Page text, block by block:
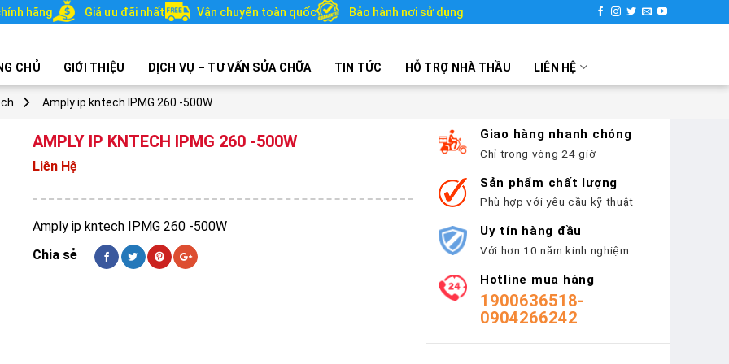
hãng Giá ưu đãi nhất Vận chuyển toàn quốc Bảo hành nơi sử dụng
CHỦ GIỚI THIỆU DỊCH VỤ – TƯ VẤN SỬA CHỮA TIN TỨC HỖ TRỢ NHÀ THẦU LIÊN HỆ
Amply ip kntech IPMG 260 -500W
AMPLY IP KNTECH IPMG 260 -500W
Liên Hệ
Amply ip kntech IPMG 260 -500W
Giao hàng nhanh chóng
Chỉ trong vòng 24 giờ
Sản phẩm chất lượng
Phù hợp với yêu cầu kỹ thuật
Uy tín hàng đầu
Với hơn 10 năm kinh nghiệm
Hotline mua hàng
1900636518-
0904266242